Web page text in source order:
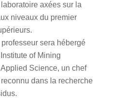
axées sur la
niveaux du premier
sera hébergé
of Mining
Science, un chef
dans la recherche